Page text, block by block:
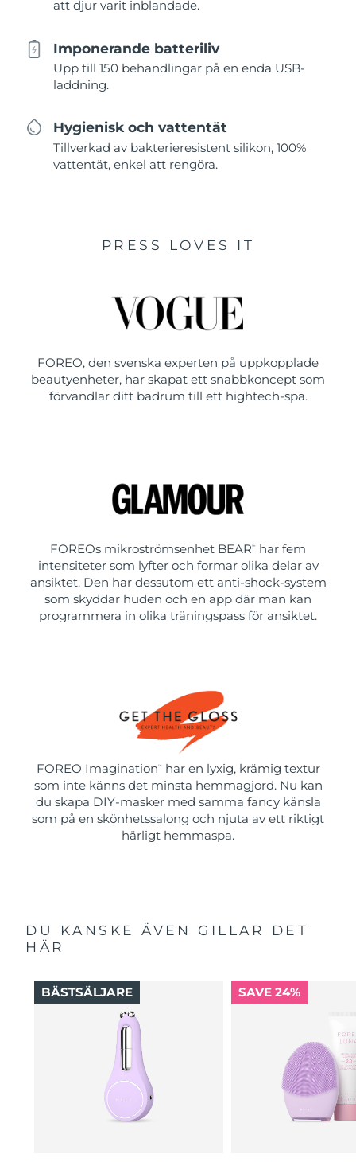
att djur varit inblandade.
Imponerande batteriliv
Upp till 150 behandlingar på en enda USB-
laddning.
Hygienisk och vattentät
Tillverkad av bakterieresistent silikon, 100%
vattentät, enkel att rengöra.
PRESS LOVES IT
FOREO, den svenska experten på uppkopplade
beautyenheter, har skapat ett snabbkoncept som
förvandlar ditt badrum till ett hightech-spa.
FOREOs mikroströmsenhet BEAR ™
har fem
intensiteter som lyfter och formar olika delar av
ansiktet. Den har dessutom ett anti-shock-system
som skyddar huden och en app där man kan
programmera in olika träningspass för ansiktet.
FOREO Imagination ™
har en lyxig, krämig textur
som inte känns det minsta hemmagjord. Nu kan
du skapa DIY-masker med samma fancy känsla
som på en skönhetssalong och njuta av ett riktigt
härligt hemmaspa.
DU KANSKE ÄVEN GILLAR DET
HÄR
BÄSTSÄLJARE SAVE 24%